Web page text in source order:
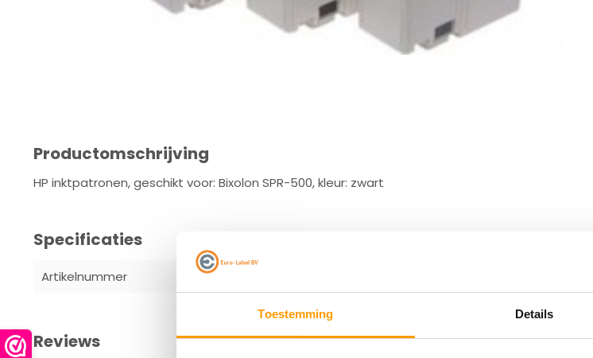
Toestemming Details
Productomschrijving
HP inktpatronen, geschikt voor: Bixolon SPR-500, kleur: zwart
Specificaties
Artikelnummer
Reviews